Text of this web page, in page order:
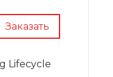
Заказать
Lifecycle